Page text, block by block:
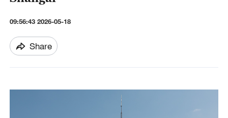
09:56:43 2026-05-18
Share